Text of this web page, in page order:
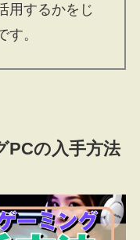
用するかをじ
。
PCの入手方法